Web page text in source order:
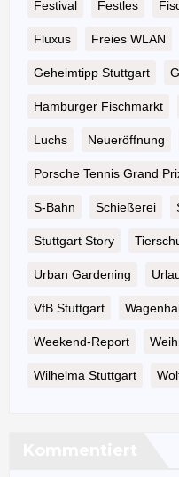
Festival Festles
Fluxus Freies WLAN
Geheimtipp Stuttgart
Hamburger Fischmarkt
Luchs Neueröffnung
Porsche Tennis Grand
S-Bahn Schießerei
Stuttgart Story
Urban Gardening
VfB Stuttgart
Weekend-Report
Wilhelma Stuttgart